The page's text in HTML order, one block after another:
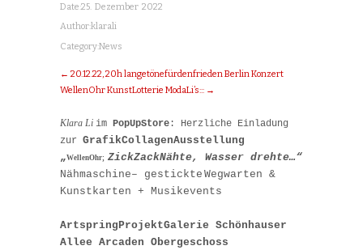
Date:25. Dezember 2022
Author:klarali
Category:News
← 20.12.22, 20h langetönefürdenfrieden Berlin Konzert
WellenOhr KunstLotterie ModaLi’s::: →
Klara Li im PopUpStore : Herzliche Einladung
zur GrafikCollagenAusstellung
„WellenOhr; ZickZackNähte, Wasser drehte…“
Nähmaschine– gestickte Wegwarten &
Kunstkarten + Musikevents
ArtspringProjektGalerie Schönhauser
Allee Arcaden Obergeschoss